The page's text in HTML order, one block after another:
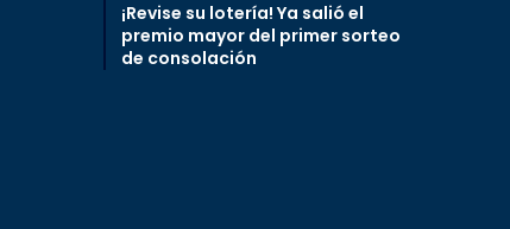
¡Revise su lotería! Ya salió el
premio mayor del primer sorteo
de consolación